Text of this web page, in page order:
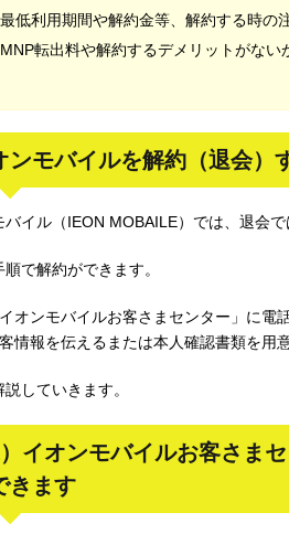
最低利用期間や解約金等、解約する時の
MNP転出料や解約するデメリットがない
ンモバイルを解約（退会）
バイル（IEON MOBAILE）では、退会
で解約ができます。
イオンモバイルお客さまセンター」に電
客情報を伝えるまたは本人確認書類を用
していきます。
）イオンモバイルお客さま
きます